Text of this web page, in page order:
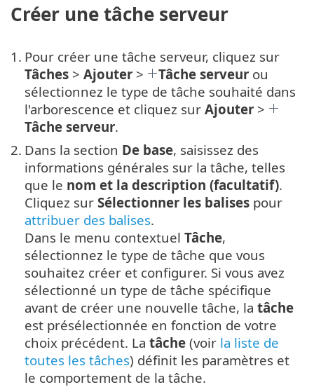
Créer une tâche serveur
1. Pour créer une tâche serveur, cliquez sur
Tâches > Ajouter > Tâche serveur ou
sélectionnez le type de tâche souhaité dans
l'arborescence et cliquez sur Ajouter >
Tâche serveur.
2. Dans la section De base, saisissez des
informations générales sur la tâche, telles
que le nom et la description (facultatif).
Cliquez sur Sélectionner les balises pour
attribuer des balises.
Dans le menu contextuel Tâche,
sélectionnez le type de tâche que vous
souhaitez créer et configurer. Si vous avez
sélectionné un type de tâche spécifique
avant de créer une nouvelle tâche, la tâche
est présélectionnée en fonction de votre
choix précédent. La tâche (voir la liste de
toutes les tâches) définit les paramètres et
le comportement de la tâche.